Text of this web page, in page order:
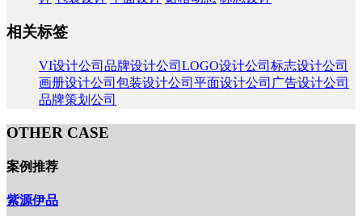
相关标签
VI设计公司 品牌设计公司 LOGO设计公司 标志设计公司
画册设计公司 包装设计公司 平面设计公司 广告设计公司
品牌策划公司
OTHER CASE
案例推荐
紫源伊品